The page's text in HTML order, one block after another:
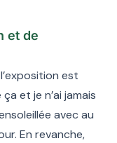
et de
est
et je n’ai jamais
avec au
En revanche,